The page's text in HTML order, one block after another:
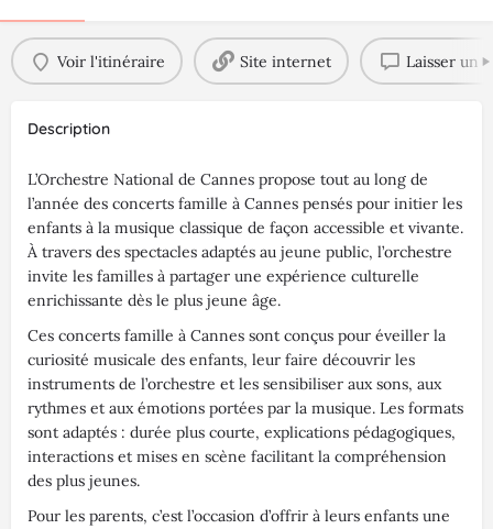
Voir l'itinéraire Site internet Laisser un
Description
L’Orchestre National de Cannes propose tout au long de
l’année des concerts famille à Cannes pensés pour initier les
enfants à la musique classique de façon accessible et vivante.
À travers des spectacles adaptés au jeune public, l’orchestre
invite les familles à partager une expérience culturelle
enrichissante dès le plus jeune âge.
Ces concerts famille à Cannes sont conçus pour éveiller la
curiosité musicale des enfants, leur faire découvrir les
instruments de l’orchestre et les sensibiliser aux sons, aux
rythmes et aux émotions portées par la musique. Les formats
sont adaptés : durée plus courte, explications pédagogiques,
interactions et mises en scène facilitant la compréhension
des plus jeunes.
Pour les parents, c’est l’occasion d’offrir à leurs enfants une